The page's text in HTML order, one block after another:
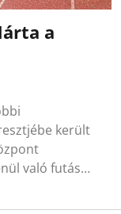
a
került
való futás…